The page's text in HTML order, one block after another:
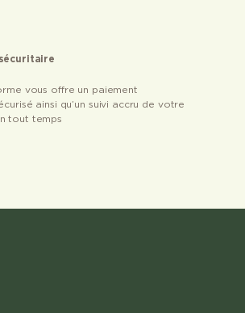
vous offre un paiement
ainsi qu’un suivi accru de votre
tout temps